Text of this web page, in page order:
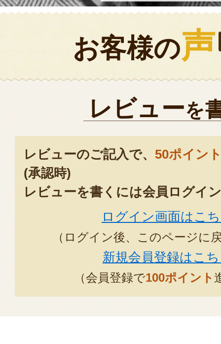
お客様の声
レビューを
レビューのご記入で、 50ポイン
(承認時)
レビューを書くには会員ログイ
ログイン画面はこ
（ログイン後、このページに
新規会員登録はこ
（会員登録で100ポイント